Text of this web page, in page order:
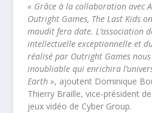
« Grâce à la collaboration avec
Outright Games, The Last Kids
maudit fera date. L’association
intellectuelle exceptionnelle et
réalisé par Outright Games
inoubliable qui enrichira
Earth », ajoutent Dominique
Thierry Braille, vice-président
jeux vidéo de Cyber Group.